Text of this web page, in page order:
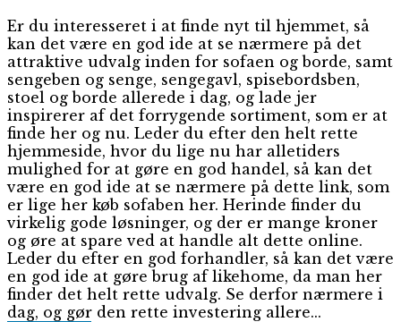
Er du interesseret i at finde nyt til hjemmet, så
kan det være en god ide at se nærmere på det
attraktive udvalg inden for sofaen og borde, samt
sengeben og senge, sengegavl, spisebordsben,
stoel og borde allerede i dag, og lade jer
inspirerer af det forrygende sortiment, som er at
finde her og nu. Leder du efter den helt rette
hjemmeside, hvor du lige nu har alletiders
mulighed for at gøre en god handel, så kan det
være en god ide at se nærmere på dette link, som
er lige her køb sofaben her. Herinde finder du
virkelig gode løsninger, og der er mange kroner
og øre at spare ved at handle alt dette online.
Leder du efter en god forhandler, så kan det være
en god ide at gøre brug af likehome, da man her
finder det helt rette udvalg. Se derfor nærmere i
dag, og gør den rette investering allere...